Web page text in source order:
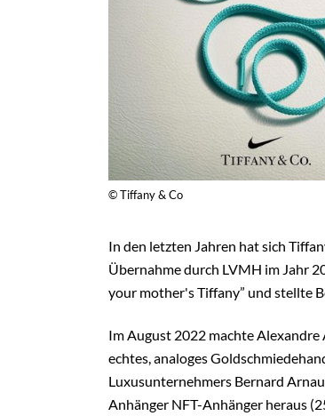
© Tiffany & Co
In den letzten Jahren hat sich
Übernahme durch LVMH im Jahr
your mother's Tiffany” und stellte
Im August 2022 machte
echtes, analoges
Luxusunternehmers Bernard
Anhänger NFT-Anhänger heraus